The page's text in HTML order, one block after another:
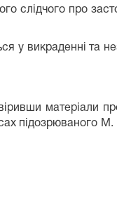
слідчого про
у викраденні та
матеріали
підозрюваного